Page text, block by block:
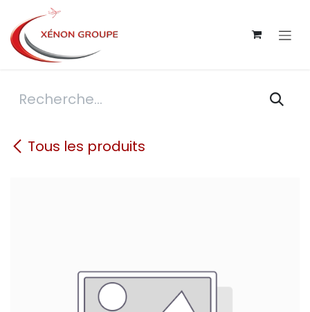
Se rendre au contenu
Tous les produits